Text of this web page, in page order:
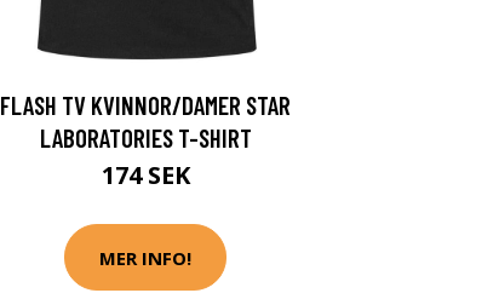
FLASH TV KVINNOR/DAMER STAR
LABORATORIES T-SHIRT
174 SEK
MER INFO!